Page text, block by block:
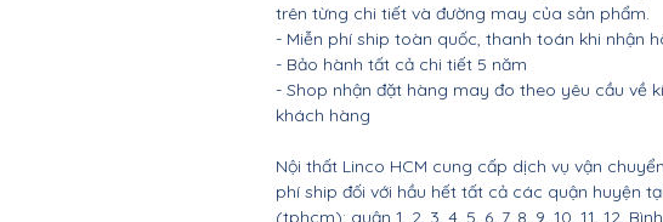
trên từng chi tiết và đường may của sản phẩm.
- Miễn phí ship toàn quốc, thanh toán khi nhận
- Bảo hành tất cả chi tiết 5 năm
- Shop nhận đặt hàng may đo theo yêu cầu về
khách hàng
Nội thất Linco HCM cung cấp dịch vụ vận
phí ship đối với hầu hết tất cả các quận huyện
(tphcm): quận 1, 2, 3, 4, 5, 6, 7, 8, 9, 10, 11, 12,